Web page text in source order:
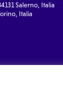
Salerno, Italia
Italia